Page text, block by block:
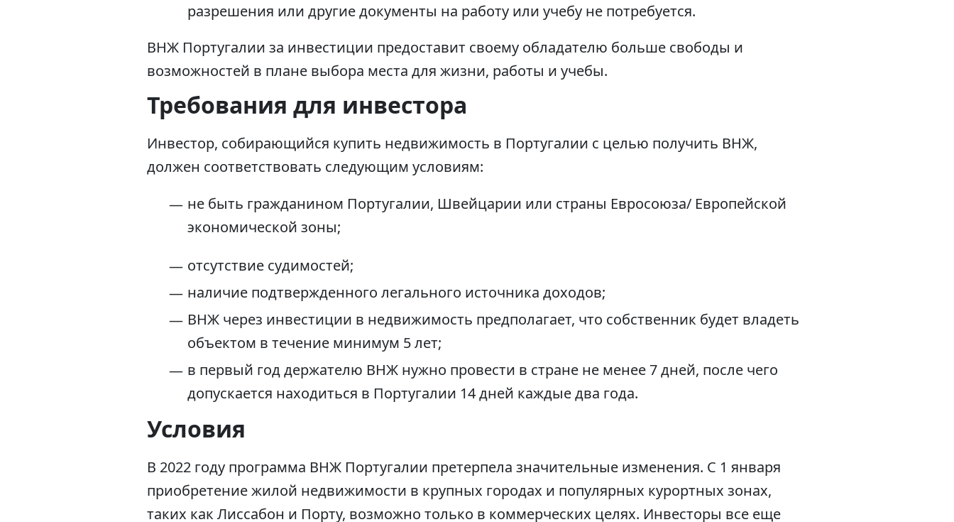
разрешения или другие документы на работу или учебу не потребуется.
ВНЖ Португалии за инвестиции предоставит своему обладателю больше свободы и
возможностей в плане выбора места для жизни, работы и учебы.
Требования для инвестора
Инвестор, собирающийся купить недвижимость в Португалии с целью получить ВНЖ,
должен соответствовать следующим условиям:
не быть гражданином Португалии, Швейцарии или страны Евросоюза/ Европейской
экономической зоны;
отсутствие судимостей;
наличие подтвержденного легального источника доходов;
ВНЖ через инвестиции в недвижимость предполагает, что собственник будет владеть
объектом в течение минимум 5 лет;
в первый год держателю ВНЖ нужно провести в стране не менее 7 дней, после чего
допускается находиться в Португалии 14 дней каждые два года.
Условия
В 2022 году программа ВНЖ Португалии претерпела значительные изменения. С 1 января
приобретение жилой недвижимости в крупных городах и популярных курортных зонах,
таких как Лиссабон и Порту, возможно только в коммерческих целях. Инвесторы все еще